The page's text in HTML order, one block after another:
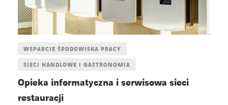
WSPARCIE ŚRODOWISKA PRACY
SIECI HANDLOWE I GASTRONOMIA
Opieka informatyczna i serwisowa sieci
restauracji